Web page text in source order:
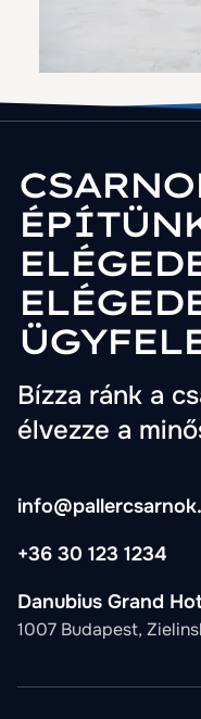
Bízza ránk a
élvezze a
+36 30 123 1234
Danubius Grand
1007 Budapest,